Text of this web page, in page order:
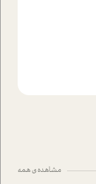
مشاهده ی همه